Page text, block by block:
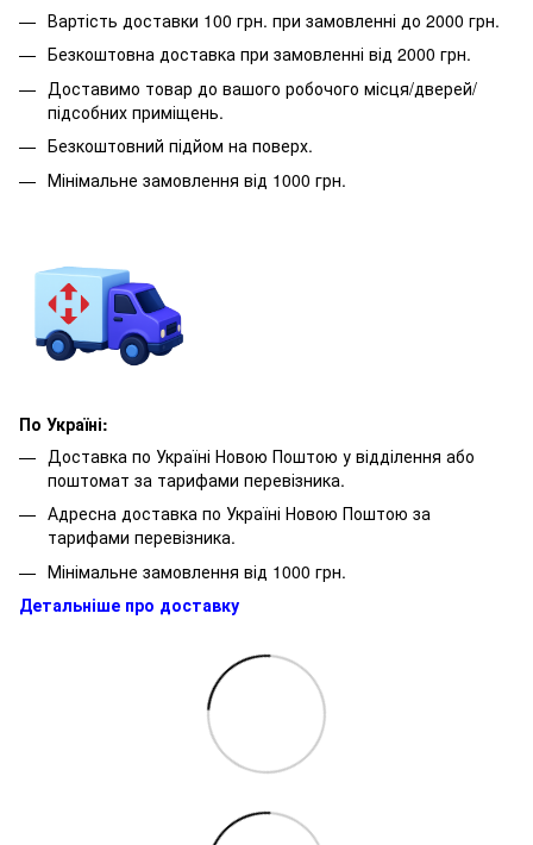
Вартість доставки 100 грн. при замовленні до 2000 грн.
Безкоштовна доставка при замовленні від 2000 грн.
Доставимо товар до вашого робочого місця/дверей/
підсобних приміщень.
Безкоштовний підйом на поверх.
Мінімальне замовлення від 1000 грн.
По Україні:
Доставка по Україні Новою Поштою у відділення або
поштомат за тарифами перевізника.
Адресна доставка по Україні Новою Поштою за
тарифами перевізника.
Мінімальне замовлення від 1000 грн.
Детальніше про доставку